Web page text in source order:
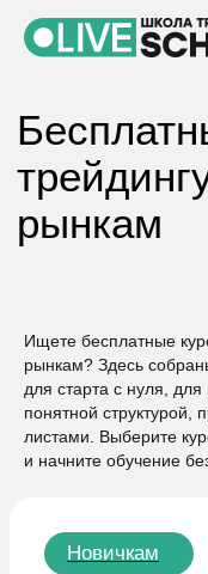
трейдингу
рынкам
Ищете бесплатные
рынкам? Здесь
для старта с нуля,
понятной структурой,
листами. Выберите
и начните обучение
Новичкам
Курс для тех, кто
За пять дней